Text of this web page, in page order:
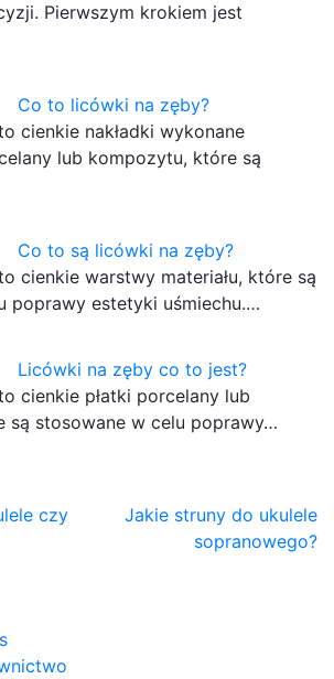
Pierwszym krokiem jest
Co to licówki na zęby?
cienkie nakładki wykonane
lub kompozytu, które są
Co to są licówki na zęby?
cienkie warstwy materiału, które są
poprawy estetyki uśmiechu.…
Licówki na zęby co to jest?
cienkie płatki porcelany lub
są stosowane w celu poprawy…
czy
Jakie struny do ukulele
sopranowego?